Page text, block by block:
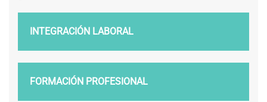
INTEGRACIÓN LABORAL
FORMACIÓN PROFESIONAL